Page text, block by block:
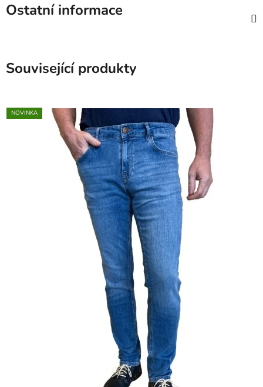
Ostatní informace
Související produkty
NOVINKA